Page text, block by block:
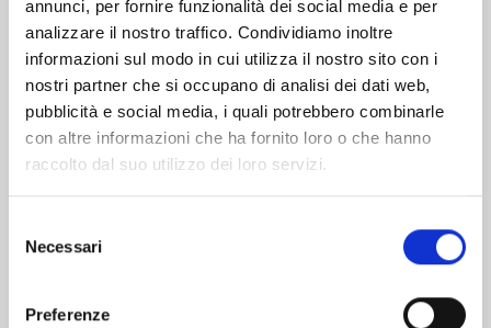
annunci, per fornire funzionalità dei social media e per
analizzare il nostro traffico. Condividiamo inoltre
informazioni sul modo in cui utilizza il nostro sito con i
nostri partner che si occupano di analisi dei dati web,
pubblicità e social media, i quali potrebbero combinarle
con altre informazioni che ha fornito loro o che hanno
raccolto dal suo utilizzo dei loro servizi.
delNecessari
Preferenze